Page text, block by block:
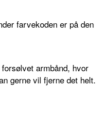
farvekoden er på den
armbånd, hvor
gerne vil fjerne det helt.